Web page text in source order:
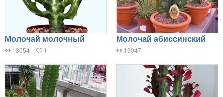
Молочай молочный
13054 1
Молочай абиссинский
13047